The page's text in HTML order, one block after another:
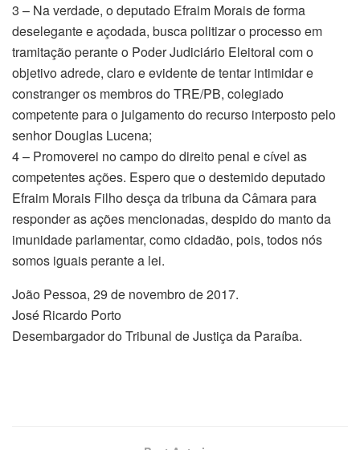
3 – Na verdade, o deputado Efraim Morais de forma
deselegante e açodada, busca politizar o processo em
tramitação perante o Poder Judiciário Eleitoral com o
objetivo adrede, claro e evidente de tentar intimidar e
constranger os membros do TRE/PB, colegiado
competente para o julgamento do recurso interposto pelo
senhor Douglas Lucena;
4 – Promoverei no campo do direito penal e cível as
competentes ações. Espero que o destemido deputado
Efraim Morais Filho desça da tribuna da Câmara para
responder as ações mencionadas, despido do manto da
imunidade parlamentar, como cidadão, pois, todos nós
somos iguais perante a lei.
João Pessoa, 29 de novembro de 2017.
José Ricardo Porto
Desembargador do Tribunal de Justiça da Paraíba.